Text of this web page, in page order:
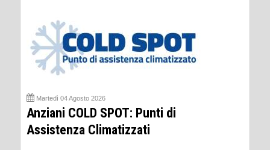
Martedì 04 Agosto 2026
Anziani COLD SPOT: Punti di
Assistenza Climatizzati